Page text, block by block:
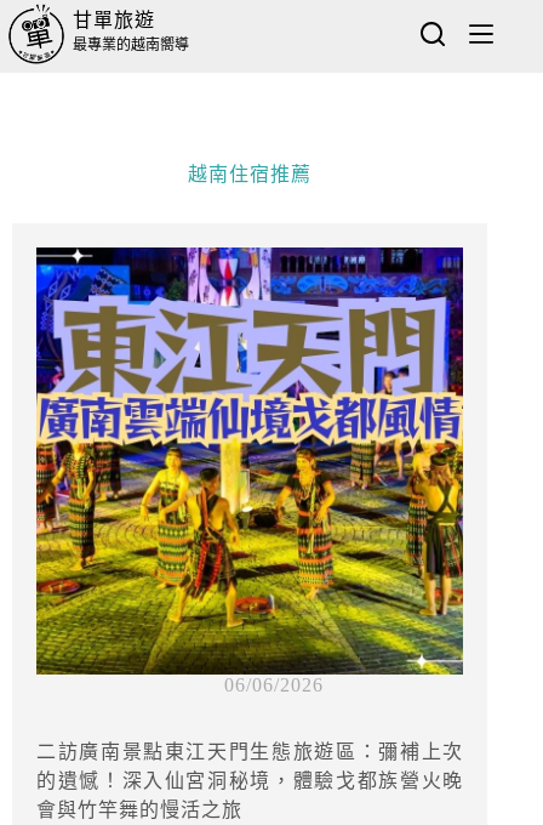
甘單旅遊
最專業的越南嚮導
越南住宿推薦
06/06/2026
二訪廣南景點東江天門生態旅遊區：彌補上次
的遺憾！深入仙宮洞秘境，體驗戈都族營火晚
會與竹竿舞的慢活之旅